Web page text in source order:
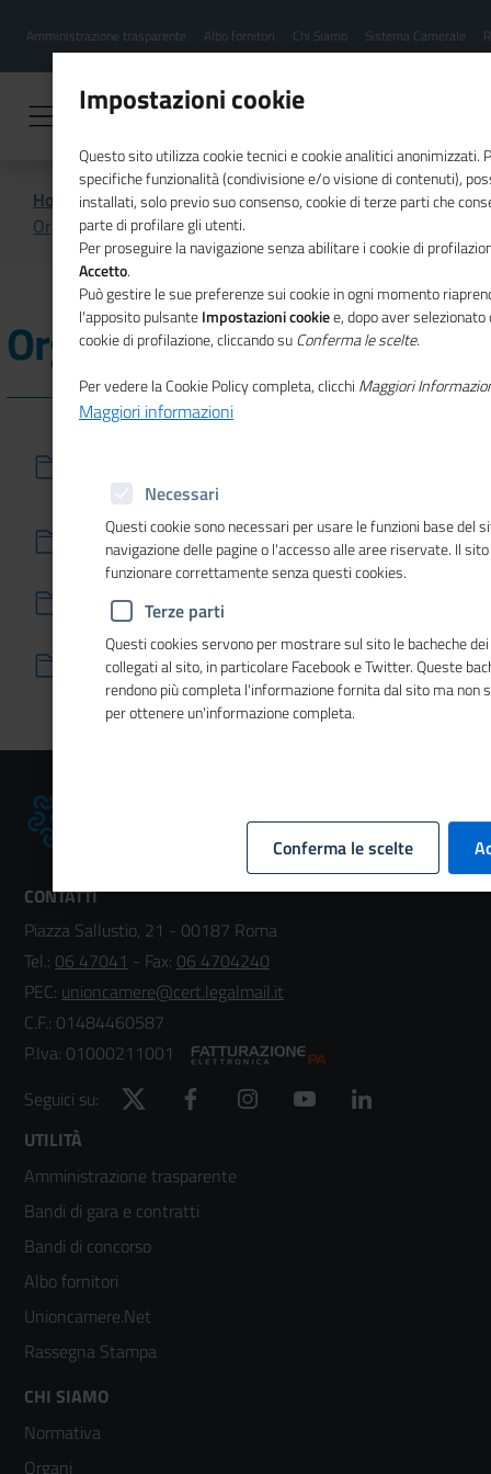
contenuto
Menu
hamburgher
Amministrazione trasparente Albo fornitori Chi Siamo Sistema Camerale
Home
Amministrazione Trasparente
Organizzazione
Organizzazione
direzione o di governo
Sanzioni per mancata comunicazione dei dati
Articolazione degli uffici
Telefono e posta elettronica
CONTATTI
Piazza Sallustio, 21 - 00187 Roma
Tel.: 06 47041 - Fax: 06 4704240
PEC: unioncamere@cert.legalmail.it
C.F.: 01484460587
P.Iva: 01000211001
Seguici su:
Twitter Facebook Instagram YouTube
Footer
menù
colonna
2
UTILITÀ
Amministrazione trasparente
Bandi di gara e contratti
Bandi di concorso
Albo fornitori
Unioncamere.Net
Rassegna Stampa
Footer
menù
CHI SIAMO
Normativa
Organi
Impostazioni cookie
Questo sito utilizza cookie tecnici e cookie analitici anonimizzati.
specifiche funzionalità (condivisione e/o visione di contenuti),
installati, solo previo suo consenso, cookie di terze parti che
parte di profilare gli utenti.
Per proseguire la navigazione senza abilitare i cookie di
Accetto.
Può gestire le sue preferenze sui cookie in ogni momento
l'apposito pulsanteImpostazioni cookiee, dopo aver
cookie di profilazione, cliccando suConferma le scelte.
Per vedere la Cookie Policy completa, clicchi Maggiori
Maggiori informazioni
Necessari
Questi cookie sono necessari per usare le funzioni base del
navigazione delle pagine o l'accesso alle aree riservate. Il
funzionare correttamente senza questi cookies.
Terze parti
Questi cookies servono per mostrare sul sito le bacheche
collegati al sito, in particolare Facebook e Twitter. Queste
rendono più completa l'informazione fornita dal sito ma non
per ottenere un'informazione completa.
Conferma le scelte